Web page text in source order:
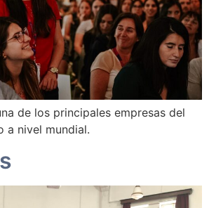
de los principales empresas del
a nivel mundial.